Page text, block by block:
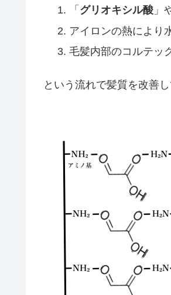
「 グリオキシル酸」
アイロンの熱により
毛髪内部のコルテッ
という流れで髪質を改善し